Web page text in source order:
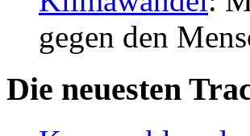
gegen den
Die neuesten